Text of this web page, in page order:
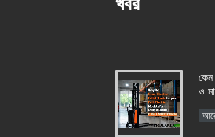
কেন
ও